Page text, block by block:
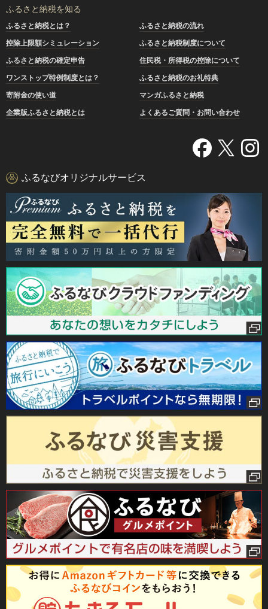
ふるさと納税を知る
ふるさと納税とは？
ふるさと納税の流れ
控除上限額シミュレーション
ふるさと納税制度について
ふるさと納税の確定申告
住民税・所得税の控除について
ワンストップ特例制度とは？
ふるさと納税のお礼特典
寄附金の使い道
マンガふるさと納税
企業版ふるさと納税とは
よくあるご質問・お問い合わせ
ふるなびオリジナルサービス